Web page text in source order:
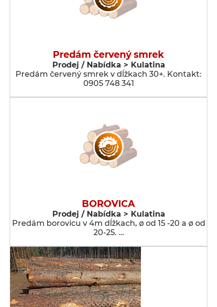
Predám červený smrek
Prodej / Nabídka > Kulatina
Predám červený smrek v dĺžkach 30+. Kontakt:
0905 748 341
BOROVICA
Prodej / Nabídka > Kulatina
Predám borovicu v 4m dĺžkach, ø od 15 -20 a ø od
20-25. …